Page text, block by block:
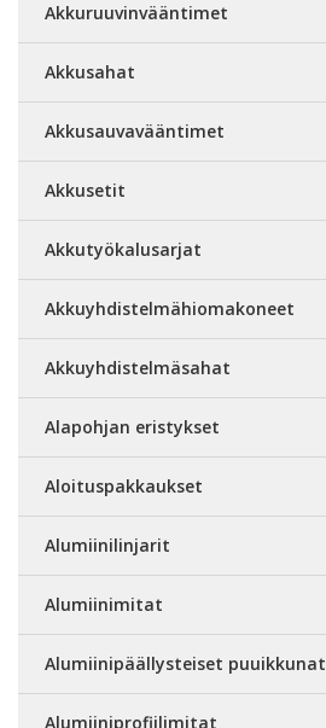
Akkuruuvinvääntimet
Akkusahat
Akkusauvavääntimet
Akkusetit
Akkutyökalusarjat
Akkuyhdistelmähiomakoneet
Akkuyhdistelmäsahat
Alapohjan eristykset
Aloituspakkaukset
Alumiinilinjarit
Alumiinimitat
Alumiinipäällysteiset puuikkunat
Alumiiniprofiilimitat